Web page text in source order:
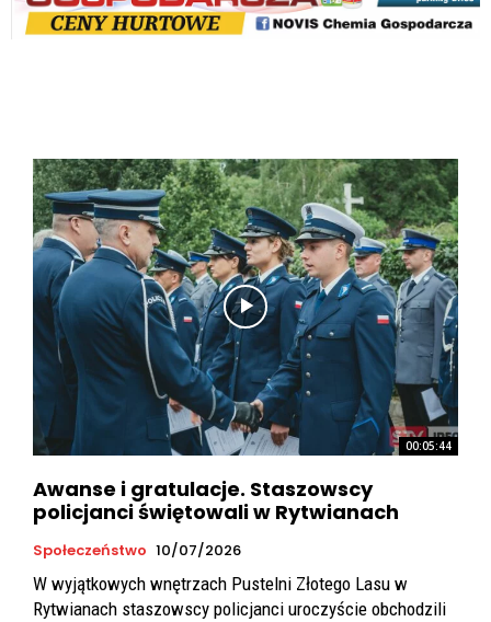
00:05:44
Awanse i gratulacje. Staszowscy
policjanci świętowali w Rytwianach
Społeczeństwo 10/07/2026
W wyjątkowych wnętrzach Pustelni Złotego Lasu w
Rytwianach staszowscy policjanci uroczyście obchodzili